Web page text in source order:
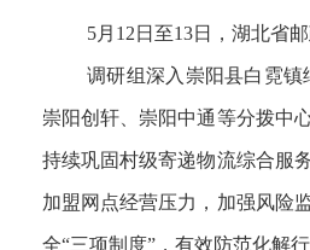
5月12日至13日，湖北省
调研组深入崇阳县白霓
崇阳创轩、崇阳中通等分拨中
持续巩固村级寄递物流综合服
加盟网点经营压力，加强风险
全“三项制度”，有效防范化解行